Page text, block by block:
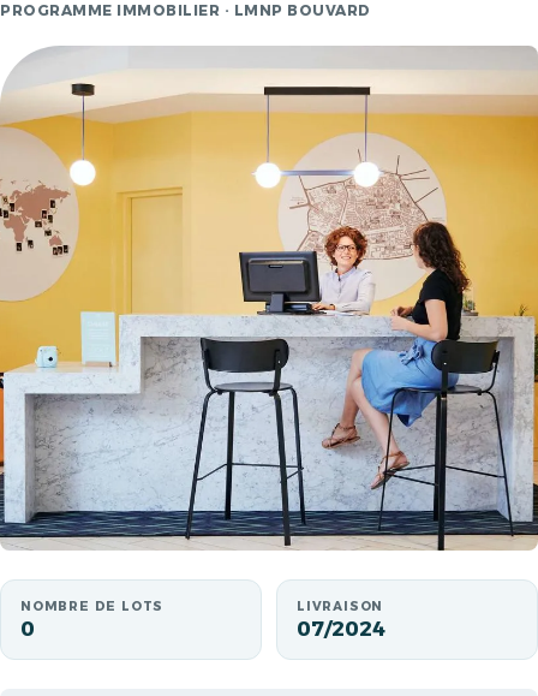
PROGRAMME IMMOBILIER · LMNP BOUVARD
NOMBRE DE LOTS
0
LIVRAISON
07/2024